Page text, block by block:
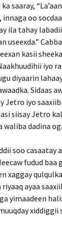
saaray,
oo
ila tahay
useexda.”
kasii
iyo
diyaarin
Sidaas
Jetro iyo
siisay Jetro
waliba dadina
soo casaatay
fudud baa
xaggay
riyaaq ayaa
yimaadeen
xiddiggii